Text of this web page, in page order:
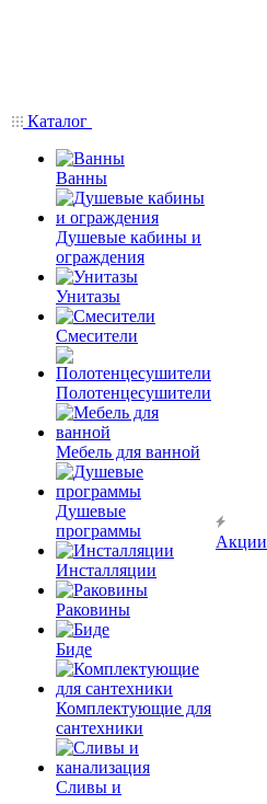
Каталог
Ванны
Душевые кабины и
ограждения
Унитазы
Смесители
Полотенцесушители
Мебель для ванной
Душевые
программы
Инсталляции
Раковины
Биде
Комплектующие для
сантехники
Сливы и
Акции